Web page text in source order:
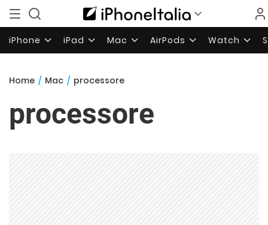
iPhone iPad Mac AirPods Watch
Home / Mac / processore
processore